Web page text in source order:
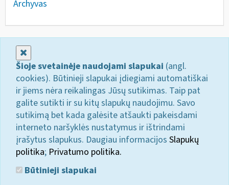
Archyvas
Šioje svetainėje naudojami slapukai (angl.
cookies). Būtinieji slapukai įdiegiami automatiškai
ir jiems nėra reikalingas Jūsų sutikimas. Taip pat
galite sutikti ir su kitų slapukų naudojimu. Savo
sutikimą bet kada galėsite atšaukti pakeisdami
interneto naršyklės nustatymus ir ištrindami
įrašytus slapukus. Daugiau informacijos Slapukų
politika; Privatumo politika.
Būtinieji slapukai